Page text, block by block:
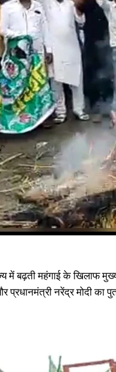
में बढ़ती महंगाई के खिलाफ
प्रधानमंत्री नरेंद्र मोदी का